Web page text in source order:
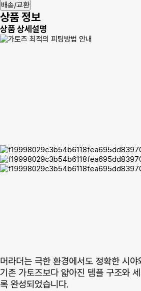
배송/교환
상품 정보
상품 상세설명
머라더는 극한 환경에서도 정확한 시
기존 가토즈보다 얇아진 템플 구조와
록 완성되었습니다.